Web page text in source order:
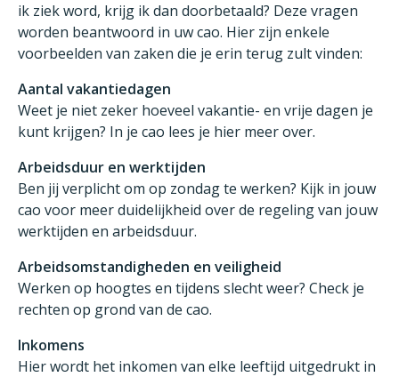
ik ziek word, krijg ik dan doorbetaald? Deze vragen
worden beantwoord in uw cao. Hier zijn enkele
voorbeelden van zaken die je erin terug zult vinden:
Aantal vakantiedagen
Weet je niet zeker hoeveel vakantie- en vrije dagen je
kunt krijgen? In je cao lees je hier meer over.
Arbeidsduur en werktijden
Ben jij verplicht om op zondag te werken? Kijk in jouw
cao voor meer duidelijkheid over de regeling van jouw
werktijden en arbeidsduur.
Arbeidsomstandigheden en veiligheid
Werken op hoogtes en tijdens slecht weer? Check je
rechten op grond van de cao.
Inkomens
Hier wordt het inkomen van elke leeftijd uitgedrukt in